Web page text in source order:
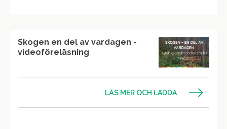
Skogen en del av vardagen -
videoföreläsning
LÄS MER OCH LADDA